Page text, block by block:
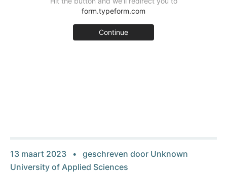
13 maart 2023 geschreven door Unknown
University of Applied Sciences